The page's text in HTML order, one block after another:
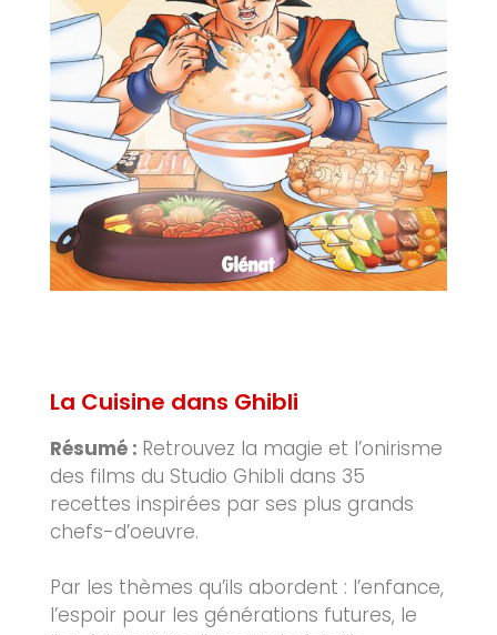
La Cuisine dans Ghibli
Résumé : Retrouvez la magie et l’onirisme
des films du Studio Ghibli dans 35
recettes inspirées par ses plus grands
chefs-d’oeuvre.
Par les thèmes qu’ils abordent : l’enfance,
l’espoir pour les générations futures, le